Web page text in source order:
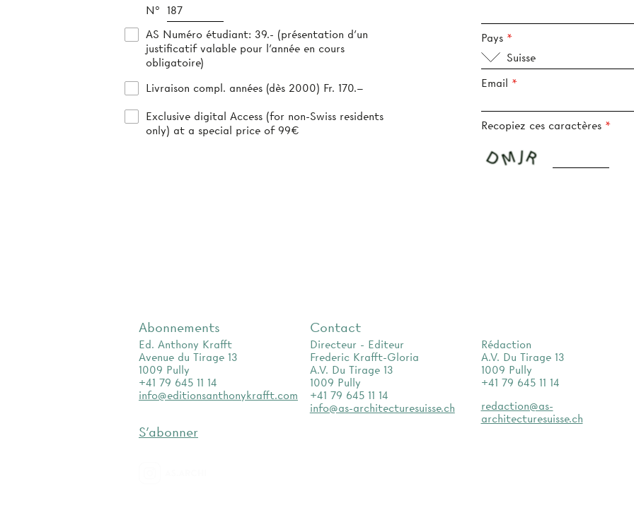
N°
AS Numéro étudiant: 39.- (présentation d’un
justificatif valable pour l’année en cours
obligatoire)
Livraison compl. années (dès 2000) Fr. 170.–
Exclusive digital Access (for non-Swiss residents
only) at a special price of 99€
Pays
Suisse
Email
Recopiez ces caractères
Abonnements
Ed. Anthony Krafft
Avenue du Tirage 13
1009 Pully
+41 79 645 11 14
info@editionsanthonykrafft.com
S'abonner
Contact
Directeur - Editeur
Frederic Krafft-Gloria
A.V. Du Tirage 13
1009 Pully
+41 79 645 11 14
info@as-architecturesuisse.ch
Rédaction
A.V. Du Tirage 13
1009 Pully
+41 79 645 11 14
redaction@as-
architecturesuisse.ch